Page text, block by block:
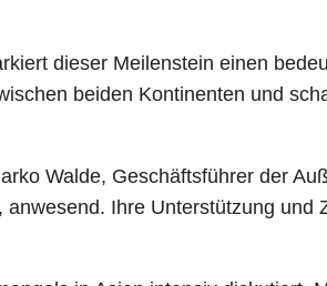
dieser Meilenstein einen
beiden Kontinenten und
Walde, Geschäftsführer der
Ihre Unterstützung und